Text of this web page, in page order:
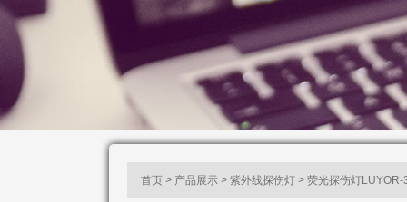
首页 > 产品展示 > 紫外线探伤灯 > 荧光探伤灯LUYOR-